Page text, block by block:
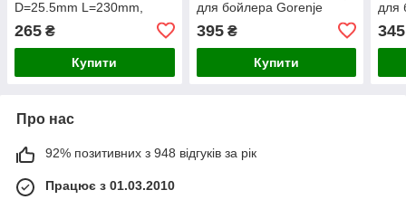
D=25.5mm L=230mm,
265 ₴
Купити
для бойлера Gorenje
395₴
Купити
для
345
Про нас
92% позитивних з 948 відгуків за рік
Працює з 01.03.2010